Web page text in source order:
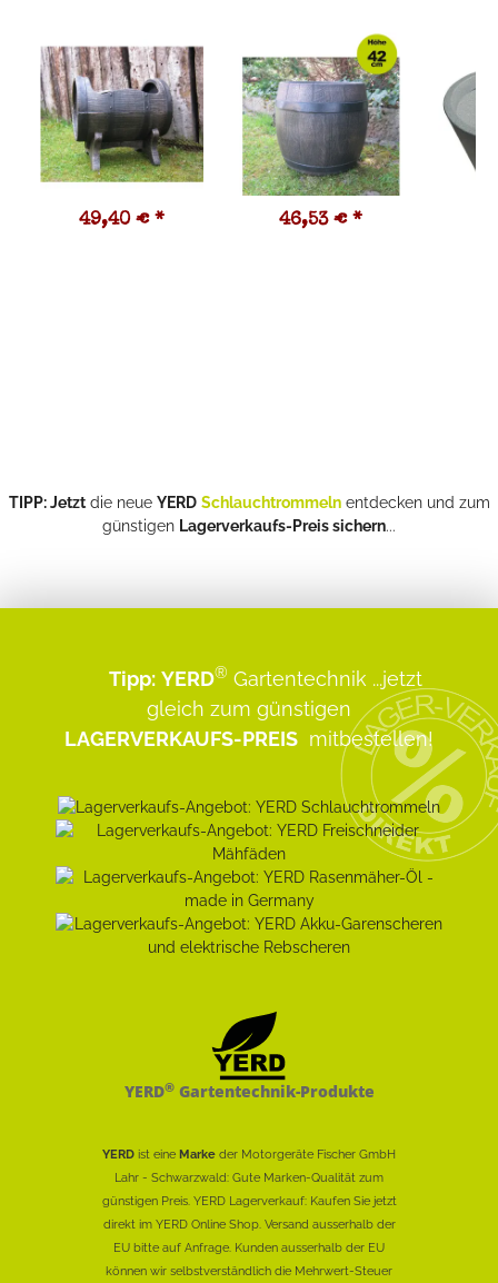
49,40 € * 46,53 € *
TIPP: Jetztdie neue YERD Schlauchtrommelnentdecken und zum
günstigen Lagerverkaufs-Preis sichern...
Tipp: YERD® Gartentechnik ...jetzt
gleich zum günstigen
LAGERVERKAUFS-PREIS mitbestellen!
YERD®Gartentechnik-Produkte
YERD ist eine Marke der Motorgeräte Fischer GmbH
Lahr - Schwarzwald: Gute Marken-Qualität zum
günstigen Preis. YERD Lagerverkauf: Kaufen Sie jetzt
direkt im YERD Online Shop. Versand ausserhalb der
EU bitte auf Anfrage. Kunden ausserhalb der EU
können wir selbstverständlich die Mehrwert-Steuer